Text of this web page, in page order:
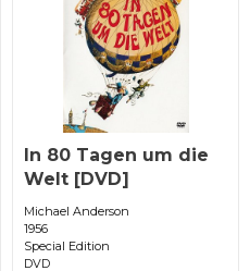
In 80 Tagen um die
Welt [DVD]
Michael Anderson
1956
Special Edition
DVD